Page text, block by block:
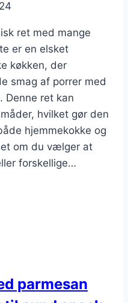
ret med mange
er en elsket
køkken, der
smag af porrer med
ret kan
hvilket gør den
hjemmekokke og
om du vælger at
forskellige…
parmesan